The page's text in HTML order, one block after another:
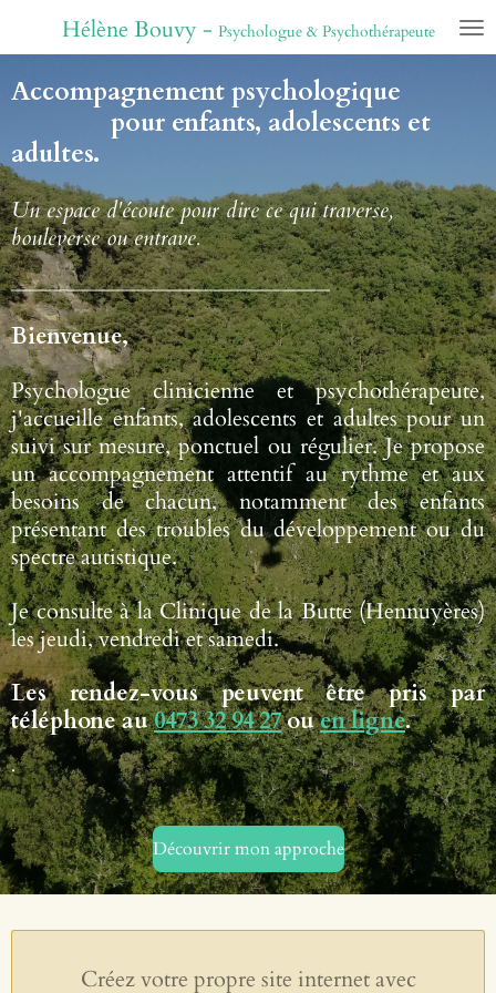
Passer
principal
Hélène Bouvy - Psychologue & Psychothérapeute
Accompagnement psychologique
pour enfants, adolescents et
adultes.
Un espace d'écoute pour dire ce qui traverse,
bouleverse ou entrave.
____________________________________
Bienvenue,
Psychologue clinicienne et psychothérapeute,
j'accueille enfants, adolescents et adultes pour un
suivi sur mesure, ponctuel ou régulier. Je propose
un accompagnement attentif au rythme et aux
besoins de chacun, notamment des enfants
présentant des troubles du développement ou du
spectre autistique.
Je consulte à la Clinique de la Butte (Hennuyères)
les jeudi, vendredi et samedi.
Les rendez-vous peuvent être pris par
téléphone au0473 32 94 27ouen ligne.
.
Découvrir mon approche
Créez votre propre site internet avec